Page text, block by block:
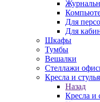
Для
Для
Шкафы
Тумбы
Вешалки
Стеллажи
Кресла и стулья
Назад
Кресла и